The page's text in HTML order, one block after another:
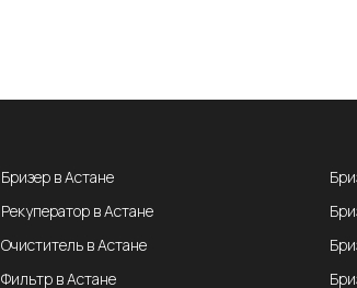
Бризер в Астане
Рекуператор в Астане
Очиститель в Астане
Фильтр в Астане